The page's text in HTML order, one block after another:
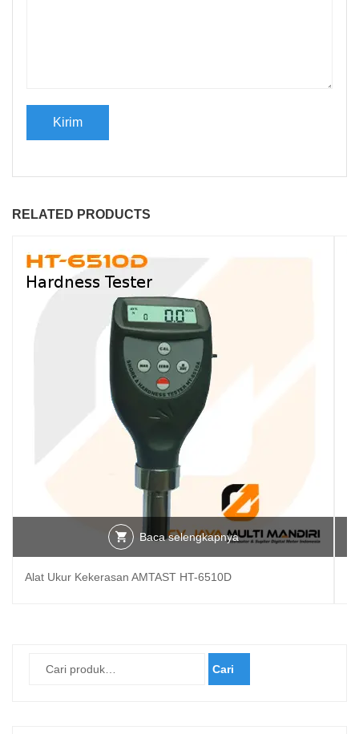
RELATED PRODUCTS
Baca selengkapnya
Alat Ukur Kekerasan AMTAST HT-6510D
Cari